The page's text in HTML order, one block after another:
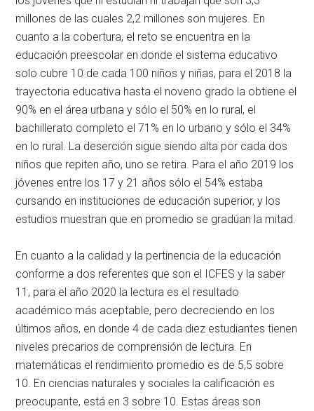
millones de las cuales 2,2 millones son mujeres. En
cuanto a la cobertura, el reto se encuentra en la
educación preescolar en donde el sistema educativo
solo cubre 10 de cada 100 niños y niñas, para el 2018 la
trayectoria educativa hasta el noveno grado la obtiene el
90% en el área urbana y sólo el 50% en lo rural, el
bachillerato completo el 71% en lo urbano y sólo el 34%
en lo rural. La deserción sigue siendo alta por cada dos
niños que repiten año, uno se retira. Para el año 2019 los
jóvenes entre los 17 y 21 años sólo el 54% estaba
cursando en instituciones de educación superior, y los
estudios muestran que en promedio se gradúan la mitad.
En cuanto a la calidad y la pertinencia de la educación
conforme a dos referentes que son el ICFES y la saber
11, para el año 2020 la lectura es el resultado
académico más aceptable, pero decreciendo en los
últimos años, en donde 4 de cada diez estudiantes tienen
niveles precarios de comprensión de lectura. En
matemáticas el rendimiento promedio es de 5,5 sobre
10. En ciencias naturales y sociales la calificación es
preocupante, está en 3 sobre 10. Estas áreas son